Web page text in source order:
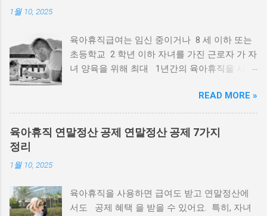
소득 기준은 매년 변동 될 수 있으며 한국장학
재단 공식 홈페이지 에서 확인 가능. 국가장학금
구간별 지원 금액 지원구간 학기별 연간 금액
원 570만원 3구간 285만원 570만원 4
구간 210만원 420만원 5구간 210만원...
1월 10, 2025
육아휴직급여는 임신 중이거나 8 세 이하 또는
초등학교 2 학년 이하 자녀를 가진 근로자 가 자
녀 양육을 위해 최대 1년간의 육아휴직을 사용
250~450만원 을 받을 수 있습니다. 그리고, 육
아휴직 연말정산 공제도 받을 수 있는데요. 이번
포스팅은 2025년 육아휴직 급여 변화와 신청 방
법, 연말정산 꿀팁 까지 정리해 보겠습니다. 육
됩니다. 2025년 육아휴직 연말정산 시 꼭 챙길
것! 육아휴직 기간에도 연말정산 공제 혜택 을
READ MORE »
육아휴직 연말정산 공제 연말정산 공제 7가지
정리
1월 10, 2025
육아휴직을 사용하면 급여도 받고 연말정산에
서도 공제 혜택 을 받을 수 있어요. 특히, 자녀